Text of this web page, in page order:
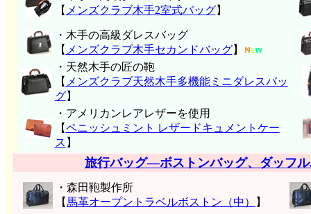
【 メンズクラブ木手2室式バッグ】
・木手の高級ダレスバッグ
【 メンズクラブ木手セカンドバッグ】
・天然木手の匠の鞄
【 メンズクラブ天然木手多機能ミニダレスバッ
グ】
・アメリカンレアレザーを使用
【ペニッシュミント レザードキュメントケー
ス 】
旅行バッグ―ボストンバッグ、ダッフ
・森田鞄製作所
【 馬革オープントラベルボストン（中） 】